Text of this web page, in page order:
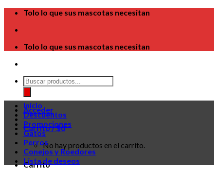
Skip
content
Tolo lo que sus mascotas necesitan
Tolo lo que sus mascotas necesitan
Búsqueda
de
productos
Acceder
Carrito /$0
No hay productos en el carrito.
Carrito
Inicio
Descuentos
Promociones
Gatos
Perros
Conejos y Roedores
Lista de deseos